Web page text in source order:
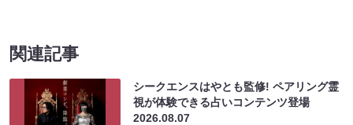
関連記事
シークエンスはやとも監修! ペアリング霊
視が体験できる占いコンテンツ登場
2026.08.07